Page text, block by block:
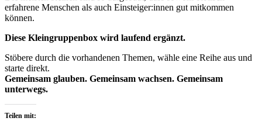
erfahrene Menschen als auch Einsteiger:innen gut mitkommen
können.
Diese Kleingruppenbox wird laufend ergänzt.
Stöbere durch die vorhandenen Themen, wähle eine Reihe aus und
starte direkt.
Gemeinsam glauben. Gemeinsam wachsen. Gemeinsam
unterwegs.
Teilen mit: